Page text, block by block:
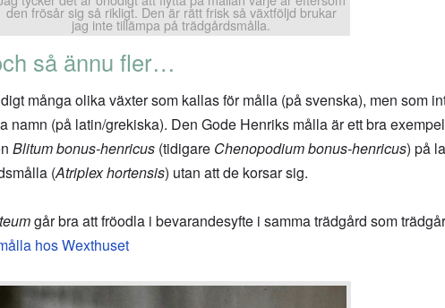
den frösår sig så rikligt. Den är rätt frisk så växtföljd brukar
jag inte tillämpa på trädgårdsmålla.
så ännu fler…
många olika växter som kallas för målla (på svenska), men som
namn (på latin/grekiska). Den Gode Henriks målla är ett bra
Blitum bonus-henricus (tidigare Chenopodium bonus-henricus) på
(Atriplex hortensis) utan att de korsar sig.
går bra att fröodla i bevarandesyfte i samma trädgård som
hos Wexthuset